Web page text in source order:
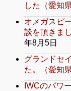
した（愛知
オメガスピ
談を頂きま
年8月5日
グランドセ
た。（愛知
IWCのパワ